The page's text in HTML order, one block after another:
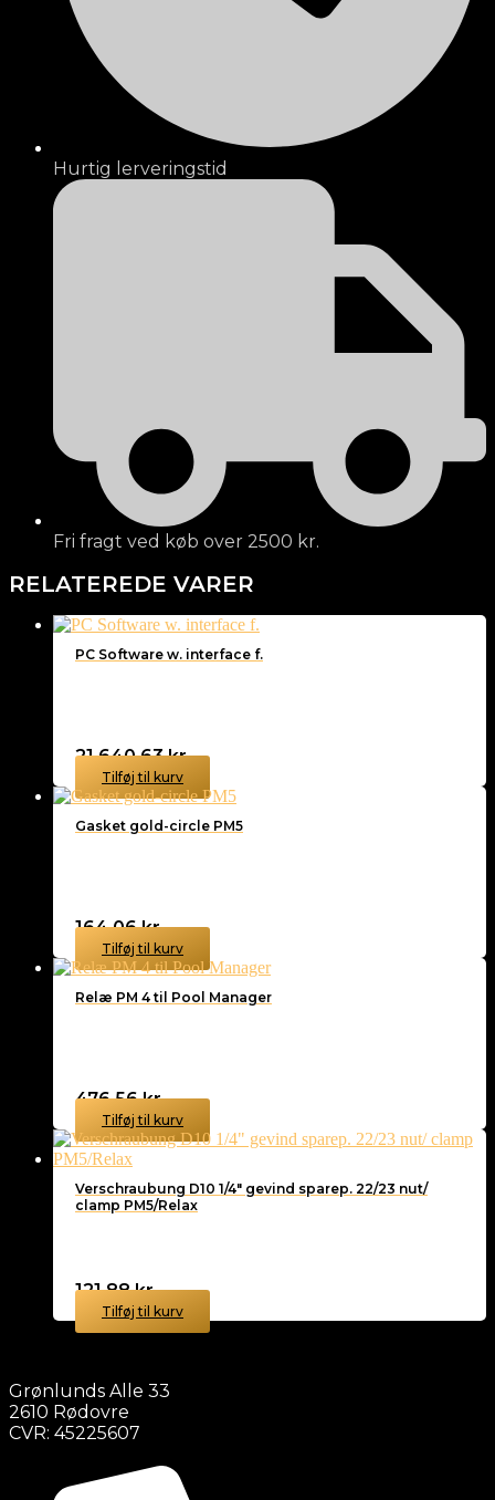
Hurtig lerveringstid
Fri fragt ved køb over 2500 kr.
RELATEREDE VARER
PC Software w. interface f.
21.640,63kr.
Tilføj til kurv
Gasket gold-circle PM5
164,06kr.
Tilføj til kurv
Relæ PM 4 til Pool Manager
476,56kr.
Tilføj til kurv
Verschraubung D10 1/4″ gevind sparep. 22/23 nut/
clamp PM5/Relax
121,88kr.
Tilføj til kurv
Grønlunds Alle 33
2610 Rødovre
CVR: 45225607